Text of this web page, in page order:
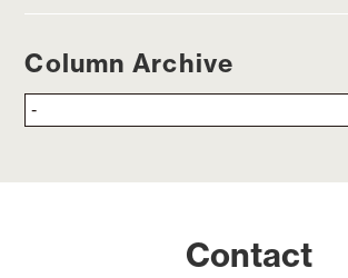
Column Archive
Contact